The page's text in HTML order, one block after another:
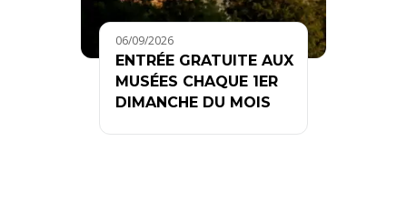
06/09/2026
ENTRÉE GRATUITE AUX
MUSÉES CHAQUE 1ER
DIMANCHE DU MOIS